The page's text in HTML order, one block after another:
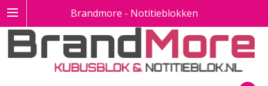
Brandmore - Notitieblokken